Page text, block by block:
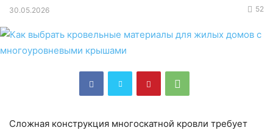
30.05.2026 52
Сложная конструкция многоскатной кровли требует